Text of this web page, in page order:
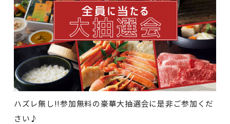
ハズレ無し!!参加無料の豪華大抽選会に是非ご参加くだ
さい♪